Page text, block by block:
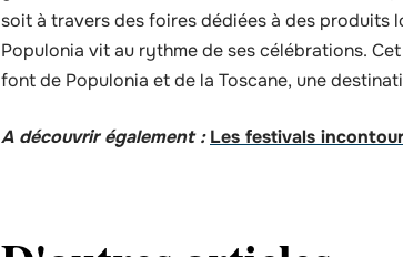
soit à travers des foires dédiées à des
Populonia vit au rythme de ses célébrations.
font de Populonia et de la Toscane, une
A découvrir également : Les festivals